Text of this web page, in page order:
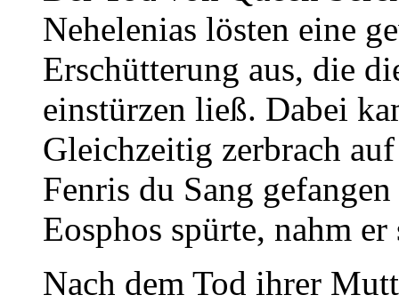
Nehelenias lösten eine
Erschütterung aus, die
einstürzen ließ. Dabei
Gleichzeitig zerbrach
Fenris du Sang
Eosphos spürte, nahm
Nach dem Tod ihrer